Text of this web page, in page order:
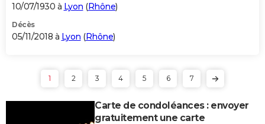
10/07/1930 à Lyon (Rhône)
Décès
05/11/2018 à Lyon (Rhône)
1 2 3 4 5 6 7
Carte de condoléances : envoyer
gratuitement une carte